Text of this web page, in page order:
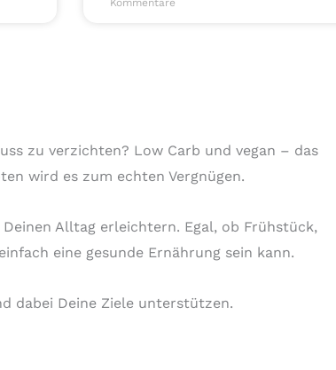
Kommentare
zu verzichten? Low Carb und vegan – das
wird es zum echten Vergnügen.
Alltag erleichtern. Egal, ob Frühstück,
eine gesunde Ernährung sein kann.
dabei Deine Ziele unterstützen.